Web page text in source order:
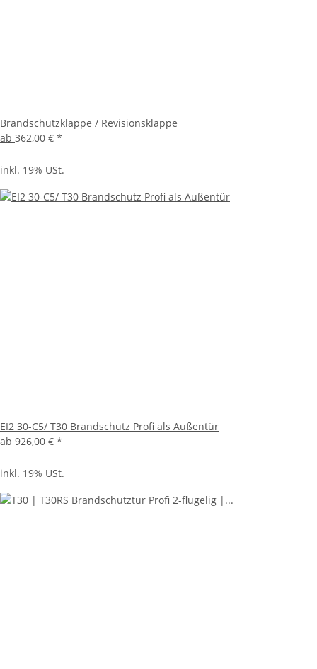
Brandschutzklappe / Revisionsklappe
ab 362,00 € *
inkl. 19% USt.
EI2 30-C5/ T30 Brandschutz Profi als Außentür
ab 926,00 € *
inkl. 19% USt.